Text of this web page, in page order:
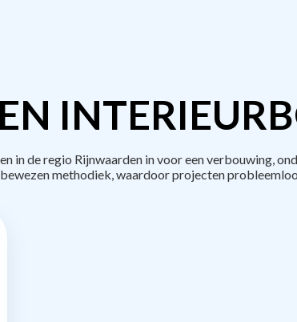
in de regio Rijnwaarden in voor een verbouwing,
methodiek, waardoor projecten